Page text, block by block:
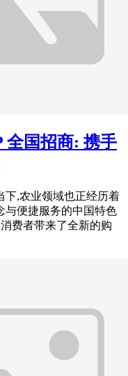
全国招商: 携手
下,农业领域也正经历着
与便捷服务的中国特色
费者带来了全新的购